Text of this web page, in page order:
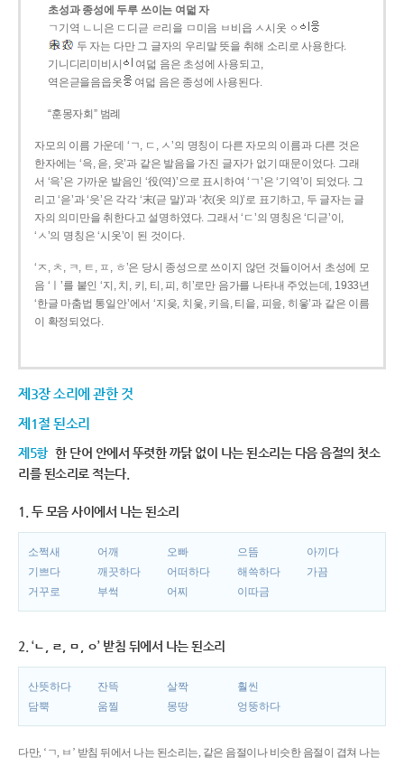
초성과 종성에 두루 쓰이는 여덟 자
ㄱ기역 ㄴ니은 ㄷ디귿 ㄹ리을 ㅁ미음 ㅂ비읍 ㅅ시옷 ㆁ
두 자는 다만 그 글자의 우리말 뜻을 취해 소리로 사용한다.
기니디리미비시
여덟 음은 초성에 사용되고,
역은귿을음읍옷
여덟 음은 종성에 사용된다.
“훈몽자회” 범례
자모의 이름 가운데 ‘ㄱ, ㄷ, ㅅ’의 명칭이 다른 자모의 이름과 다른 것은
한자에는 ‘윽, 읃, 읏’과 같은 발음을 가진 글자가 없기 때문이었다. 그래
서 ‘윽’은 가까운 발음인 ‘役(역)’으로 표시하여 ‘ㄱ’은 ‘기역’이 되었다. 그
리고 ‘읃’과 ‘읏’은 각각 ‘末(귿 말)’과 ‘衣(옷 의)’로 표기하고, 두 글자는 글
자의 의미만을 취한다고 설명하였다. 그래서 ‘ㄷ’의 명칭은 ‘디귿’이,
‘ㅅ’의 명칭은 ‘시옷’이 된 것이다.
‘ㅈ, ㅊ, ㅋ, ㅌ, ㅍ, ㅎ’은 당시 종성으로 쓰이지 않던 것들이어서 초성에 모
음 ‘ㅣ’를 붙인 ‘지, 치, 키, 티, 피, 히’로만 음가를 나타내 주었는데, 1933년
‘한글 마춤법 통일안’에서 ‘지읒, 치읓, 키읔, 티읕, 피읖, 히읗’과 같은 이름
이 확정되었다.
제3장 소리에 관한 것
제1절 된소리
제5항 한 단어 안에서 뚜렷한 까닭 없이 나는 된소리는 다음 음절의 첫소
리를 된소리로 적는다.
1. 두 모음 사이에서 나는 된소리
소쩍새 어깨 오빠 으뜸
아끼다
기쁘다
깨끗하다 어떠하다 해쓱하다
가끔
거꾸로
부썩 어찌 이따금
2. ‘ㄴ, ㄹ, ㅁ, ㅇ’ 받침 뒤에서 나는 된소리
산뜻하다 잔뜩 살짝
훨씬
담뿍
움찔 몽땅 엉뚱하다
다만, ‘ㄱ, ㅂ’ 받침 뒤에서 나는 된소리는, 같은 음절이나 비슷한 음절이 겹쳐 나는